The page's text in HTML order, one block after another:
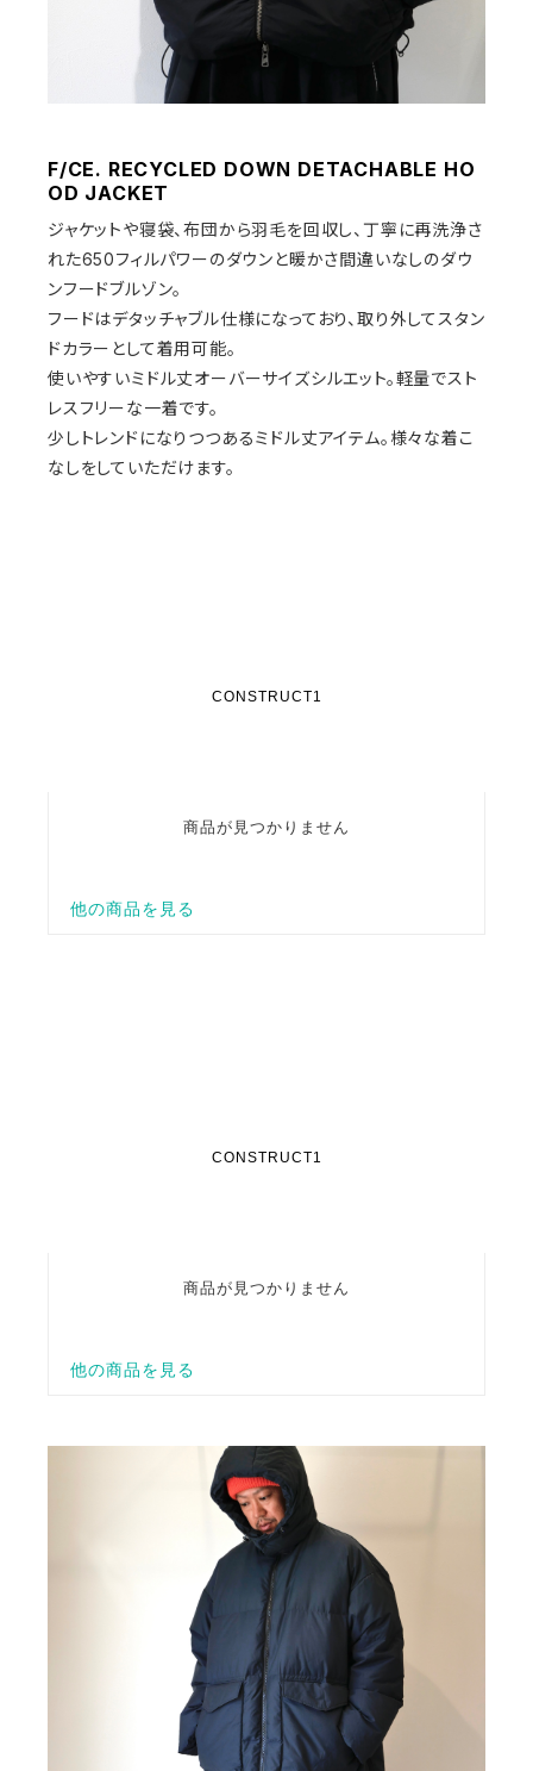
F/CE. RECYCLED DOWN DETACHABLE HO
OD JACKET
ジャケットや寝袋、布団から羽毛を回収し、丁寧に再洗浄さ
れた650フィルパワーのダウンと暖かさ間違いなしのダウ
ンフードブルゾン。
フードはデタッチャブル仕様になっており、取り外してスタン
ドカラーとして着用可能。
使いやすいミドル丈オーバーサイズシルエット。軽量でスト
レスフリーな一着です。
少しトレンドになりつつあるミドル丈アイテム。様々な着こ
なしをしていただけます。